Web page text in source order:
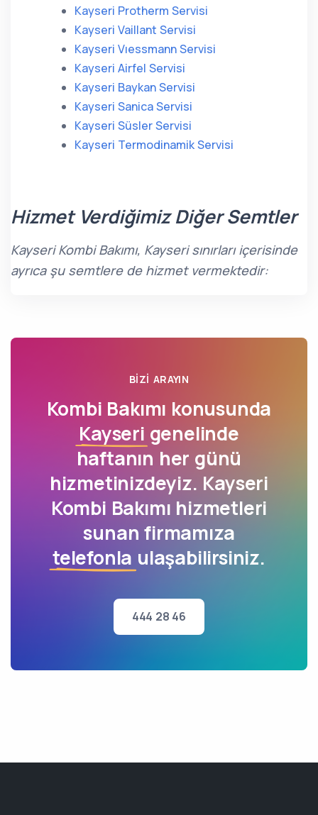
Kayseri Protherm Servisi
Kayseri Vaillant Servisi
Kayseri Vıessmann Servisi
Kayseri Airfel Servisi
Kayseri Baykan Servisi
Kayseri Sanica Servisi
Kayseri Süsler Servisi
Kayseri Termodinamik Servisi
Hizmet Verdiğimiz Diğer Semtler
Kayseri Kombi Bakımı, Kayseri sınırları içerisinde
ayrıca şu semtlere de hizmet vermektedir:
BIZI ARAYIN
Kombi Bakımı konusunda
Kayseri genelinde
haftanın her günü
hizmetinizdeyiz. Kayseri
Kombi Bakımı hizmetleri
sunan firmamıza
telefonla ulaşabilirsiniz.
444 28 46